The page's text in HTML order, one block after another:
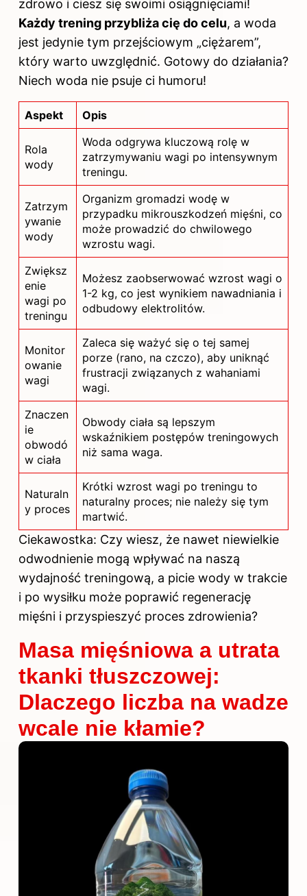
zdrowo i ciesz się swoimi osiągnięciami!
Każdy trening przybliża cię do celu, a woda
jest jedynie tym przejściowym „ciężarem”,
który warto uwzględnić. Gotowy do działania?
Niech woda nie psuje ci humoru!
Aspekt Opis
Rola
wody
Woda odgrywa kluczową rolę w
zatrzymywaniu wagi po intensywnym
treningu.
Zatrzym
ywanie
wody
Organizm gromadzi wodę w
przypadku mikrouszkodzeń mięśni, co
może prowadzić do chwilowego
wzrostu wagi.
Zwiększ
enie
wagi po
treningu
Możesz zaobserwować wzrost wagi o
1-2 kg, co jest wynikiem nawadniania i
odbudowy elektrolitów.
Monitor
owanie
wagi
Zaleca się ważyć się o tej samej
porze (rano, na czczo), aby uniknąć
frustracji związanych z wahaniami
wagi.
Znaczen
ie
obwodó
w ciała
Obwody ciała są lepszym
wskaźnikiem postępów treningowych
niż sama waga.
Naturaln
y proces
Krótki wzrost wagi po treningu to
naturalny proces; nie należy się tym
martwić.
Ciekawostka: Czy wiesz, że nawet niewielkie
odwodnienie mogą wpływać na naszą
wydajność treningową, a picie wody w trakcie
i po wysiłku może poprawić regenerację
mięśni i przyspieszyć proces zdrowienia?
Masa mięśniowa a utrata
tkanki tłuszczowej:
Dlaczego liczba na wadze
wcale nie kłamie?